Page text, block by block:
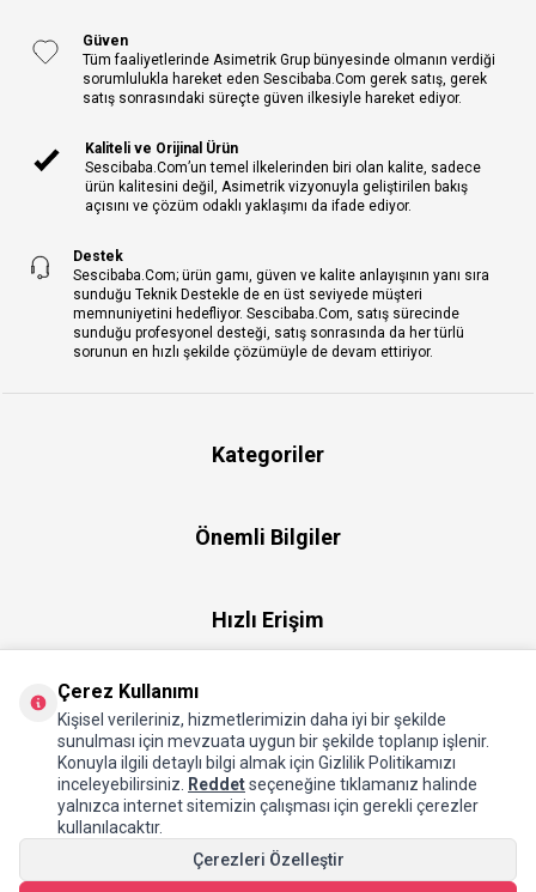
Güven
Tüm faaliyetlerinde Asimetrik Grup bünyesinde olmanın verdiği
sorumlulukla hareket eden Sescibaba.Com gerek satış, gerek
satış sonrasındaki süreçte güven ilkesiyle hareket ediyor.
Kaliteli ve Orijinal Ürün
Sescibaba.Com’un temel ilkelerinden biri olan kalite, sadece
ürün kalitesini değil, Asimetrik vizyonuyla geliştirilen bakış
açısını ve çözüm odaklı yaklaşımı da ifade ediyor.
Destek
Sescibaba.Com; ürün gamı, güven ve kalite anlayışının yanı sıra
sunduğu Teknik Destekle de en üst seviyede müşteri
memnuniyetini hedefliyor. Sescibaba.Com, satış sürecinde
sunduğu profesyonel desteği, satış sonrasında da her türlü
sorunun en hızlı şekilde çözümüyle de devam ettiriyor.
Kategoriler
Önemli Bilgiler
Hızlı Erişim
Hakkımızda
Çerez Kullanımı
Kişisel verileriniz, hizmetlerimizin daha iyi bir şekilde
sunulması için mevzuata uygun bir şekilde toplanıp işlenir.
Konuyla ilgili detaylı bilgi almak için Gizlilik Politikamızı
inceleyebilirsiniz.
Reddetseçeneğine tıklamanız halinde
yalnızca internet sitemizin çalışması için gerekli çerezler
kullanılacaktır.
Çerezleri Özelleştir